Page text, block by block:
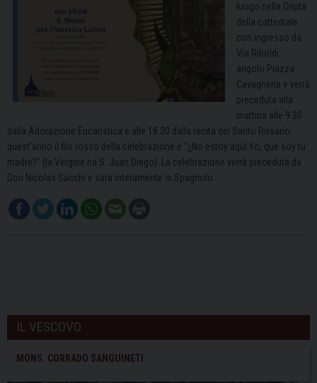
luogo nella Cripta
della cattedrale
con ingresso da
Via Riboldi,
angolo Piazza
Cavagneria e verrà
preceduta alla
mattina alle 9.30
dalla Adorazione Eucaristica e alle 18.30 dalla recita del Santo Rosario;
quest’anno il filo rosso della celebrazione è “¿No estoy aquì Yo, que soy tu
madre?” (la Vergine ha S. Juan Diego). La celebrazione verrà preceduta da
Don Nicolas Sacchi e sarà interamente in Spagnolo.
IL VESCOVO
MONS. CORRADO SANGUINETI